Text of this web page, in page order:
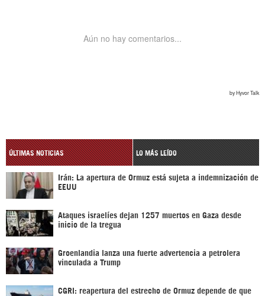
ÚLTIMAS NOTICIAS LO MÁS LEÍDO
Irán: La apertura de Ormuz está sujeta a indemnización de
EEUU
Ataques israelíes dejan 1257 muertos en Gaza desde
inicio de la tregua
Groenlandia lanza una fuerte advertencia a petrolera
vinculada a Trump
CGRI: reapertura del estrecho de Ormuz depende de que